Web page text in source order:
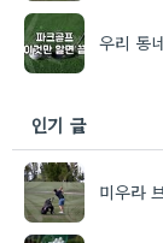
우리 동
인기 글
미우라